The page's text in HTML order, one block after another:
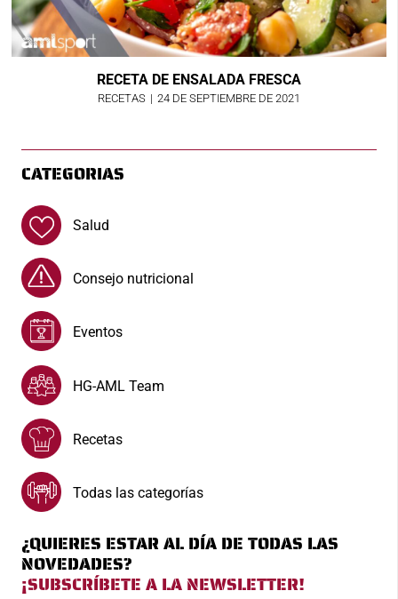
RECETA DE ENSALADA FRESCA
RECETAS | 24 DE SEPTIEMBRE DE 2021
CATEGORIAS
Salud
Consejo nutricional
Eventos
HG-AML Team
Recetas
Todas las categorías
¿QUIERES ESTAR AL DÍA DE TODAS LAS
NOVEDADES?
¡SUBSCRÍBETE A LA NEWSLETTER!